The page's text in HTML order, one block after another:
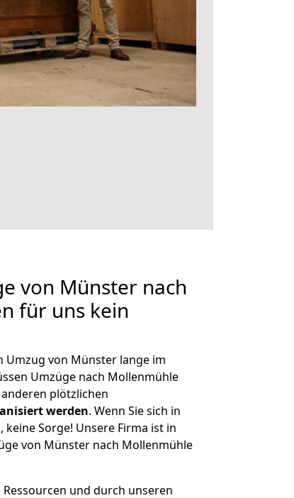
von Münster nach
für uns kein
Umzug von Münster lange im
Umzüge nach Mollenmühle
plötzlichen
werden. Wenn Sie sich in
Sorge! Unsere Firma ist in
von Münster nach Mollenmühle
und durch unseren